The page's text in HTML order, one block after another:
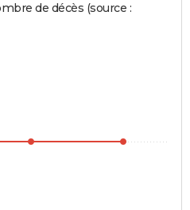
de décès (source :